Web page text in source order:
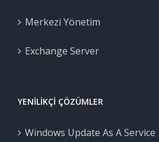
Merkezi Yönetim
Exchange Server
YENILIKÇI ÇÖZÜMLER
Windows Update As A Service